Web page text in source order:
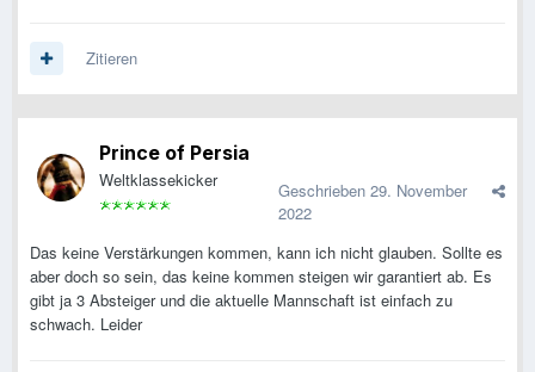
Zitieren
Prince of Persia
Weltklassekicker Geschrieben 29. November
2022
Das keine Verstärkungen kommen, kann ich nicht glauben. Sollte es
aber doch so sein, das keine kommen steigen wir garantiert ab. Es
gibt ja 3 Absteiger und die aktuelle Mannschaft ist einfach zu
schwach. Leider